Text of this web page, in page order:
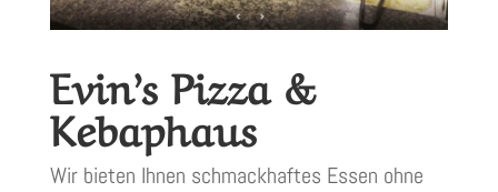
Evin’s Pizza &
Kebaphaus
Wir bieten Ihnen schmackhaftes Essen ohne